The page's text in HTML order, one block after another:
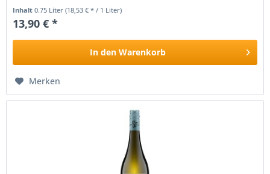
Inhalt0.75 Liter(18,53 € * / 1 Liter)
13,90 € *
In den Warenkorb
Merken